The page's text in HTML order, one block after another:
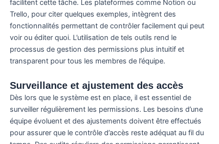
facilitent cette tâche. Les plateformes comme Notion ou
Trello, pour citer quelques exemples, intègrent des
fonctionnalités permettant de contrôler facilement qui peut
voir ou éditer quoi. L’utilisation de tels outils rend le
processus de gestion des permissions plus intuitif et
transparent pour tous les membres de l’équipe.
Surveillance et ajustement des accès
Dès lors que le système est en place, il est essentiel de
surveiller régulièrement les permissions. Les besoins d’une
équipe évoluent et des ajustements doivent être effectués
pour assurer que le contrôle d’accès reste adéquat au fil du